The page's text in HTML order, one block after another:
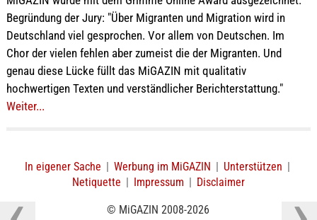
Begründung der Jury: "Über Migranten und Migration wird in
Deutschland viel gesprochen. Vor allem von Deutschen. Im
Chor der vielen fehlen aber zumeist die der Migranten. Und
genau diese Lücke füllt das MiGAZIN mit qualitativ
hochwertigen Texten und verständlicher Berichterstattung."
Weiter...
In eigener Sache | Werbung im MiGAZIN | Unterstützen |
Netiquette | Impressum | Disclaimer
© MiGAZIN 2008-2026